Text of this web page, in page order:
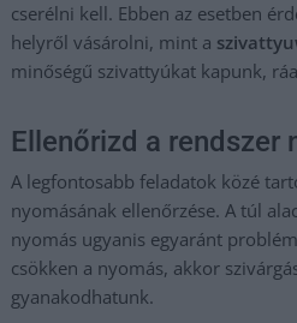
cserélni kell. Ebben az esetben
helyről vásárolni, mint a
minőségű szivattyúkat kapunk,
Ellenőrizd a rendszer
A legfontosabb feladatok közé
nyomásának ellenőrzése. A túl
nyomás ugyanis egyaránt
csökken a nyomás, akkor
gyanakodhatunk.